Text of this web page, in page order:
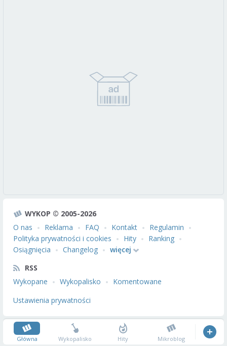
WYKOP © 2005-2026
O nas
Reklama FAQ Kontakt
Regulamin
Polityka prywatności i cookies
Hity
Ranking
Osiągnięcia
Changelog
więcej
RSS
Wykopane
Wykopalisko
Komentowane
Ustawienia prywatności
Główna Wykopalisko Hity Mikroblog